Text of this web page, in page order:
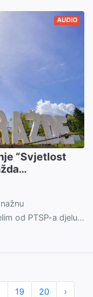
AUDIO
“Svjetlost
od PTSP-a djelu...
19 20 ›